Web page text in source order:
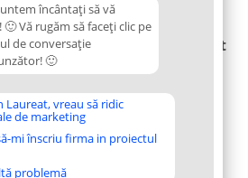
încântați să vă
Vă rugăm să faceți clic pe
de conversație
🙂
Laureat, vreau să ridic
de marketing
mi înscriu firma in proiectul
problemă
Plebiscyt
Tuturor
Laureaților
Reguli
Contact